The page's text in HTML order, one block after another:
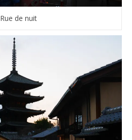
Rue de nuit